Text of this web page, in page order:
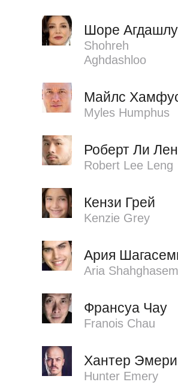
Шоре Агдашлу
Shohreh
Aghdashloo
Майлс
Myles Humphus
Роберт Ли
Robert Lee Leng
Кензи Грей
Kenzie Grey
Ария
Aria
Франсуа Чау
Franois Chau
Хантер Эмери
Hunter Emery